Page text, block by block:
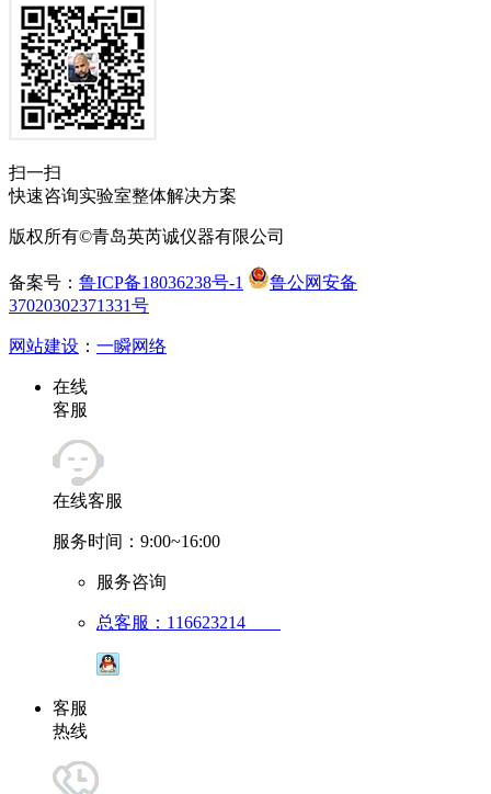
扫一扫
快速咨询实验室整体解决方案
版权所有©青岛英芮诚仪器有限公司
备案号： 鲁ICP备18036238号-1
鲁公网安备
37020302371331号
网站建设 ： 一瞬网络
在线
客服
在线客服
服务时间：9:00~16:00
服务咨询
总客服：116623214
客服
热线